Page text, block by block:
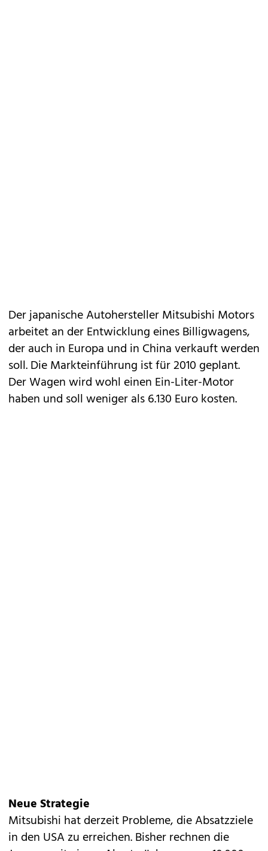
Der japanische Autohersteller Mitsubishi Motors
arbeitet an der Entwicklung eines Billigwagens,
der auch in Europa und in China verkauft werden
soll. Die Markteinführung ist für 2010 geplant.
Der Wagen wird wohl einen Ein-Liter-Motor
haben und soll weniger als 6.130 Euro kosten.
Neue Strategie
Mitsubishi hat derzeit Probleme, die Absatzziele
in den USA zu erreichen. Bisher rechnen die